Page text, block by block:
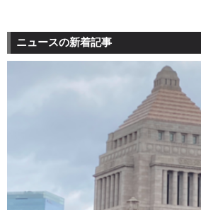
ニュースの新着記事